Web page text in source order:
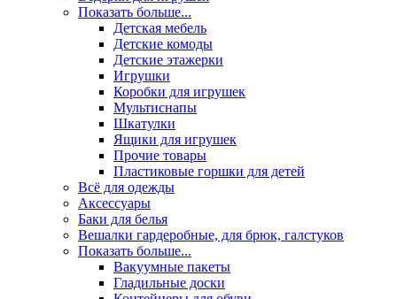
Показать больше...
Детская мебель
Детские комоды
Детские этажерки
Игрушки
Коробки для игрушек
Мультиснапы
Шкатулки
Ящики для игрушек
Прочие товары
Пластиковые горшки для детей
Всё для одежды
Аксессуары
Баки для белья
Вешалки гардеробные, для брюк, галстуков
Показать больше...
Вакуумные пакеты
Гладильные доски